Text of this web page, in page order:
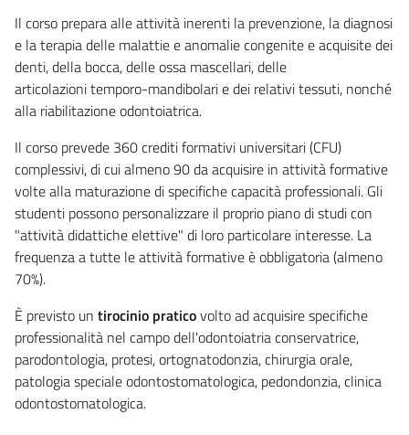
Il corso prepara alle attività inerenti la prevenzione, la diagnosi
e la terapia delle malattie e anomalie congenite e acquisite dei
denti, della bocca, delle ossa mascellari, delle
articolazioni temporo-mandibolari e dei relativi tessuti, nonché
alla riabilitazione odontoiatrica.
Il corso prevede 360 crediti formativi universitari (CFU)
complessivi, di cui almeno 90 da acquisire in attività formative
volte alla maturazione di specifiche capacità professionali. Gli
studenti possono personalizzare il proprio piano di studi con
"attività didattiche elettive" di loro particolare interesse. La
frequenza a tutte le attività formative è obbligatoria (almeno
70%).
È previsto un tirocinio praticovolto ad acquisire specifiche
professionalità nel campo dell'odontoiatria conservatrice,
parodontologia, protesi, ortognatodonzia, chirurgia orale,
patologia speciale odontostomatologica, pedondonzia, clinica
odontostomatologica.